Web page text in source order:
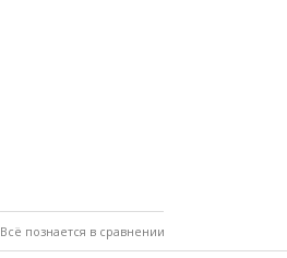
Всё познается в сравнении